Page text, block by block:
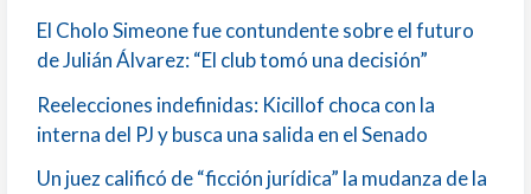
El Cholo Simeone fue contundente sobre el futuro
de Julián Álvarez: “El club tomó una decisión”
Reelecciones indefinidas: Kicillof choca con la
interna del PJ y busca una salida en el Senado
Un juez calificó de “ficción jurídica” la mudanza de la